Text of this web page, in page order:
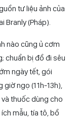
tư liệu ảnh của
Branly (Pháp).
nào cũng ủ cơm
chuẩn bị đồ đi sêu
ngày tết, gói
ngọ (11h-13h),
thuốc dùng cho
mẫu, tía tô, bồ